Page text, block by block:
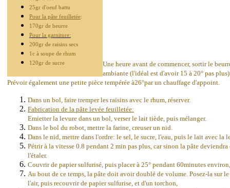
25gr d'oeuf battu
Pour la pâte feuilletée:
170gr de beurre
Pour la garniture:
200gr de raisins secs
1c à soupe de rhum
120gr de sucre
Une heure avant de commencer, sortir le
ambiante (l'idéal est d'avoir 15 à 20° pas
Prévoir également une petite pièce tempérée à26°par un chauffage d'appoint.
Dans un bol, faire tremper les raisins avec le rhum, réserver.
Fabrication de la pâte levée feuilletée:
Emietter la levure dans un bol, verser le lait tiède, puis mélanger.
Dans le bol du robot, mettre la farine, creuser un nid.
Dans le nid, mettre dans l'ordre: le sel, le sucre, l'eau, puis le lait avec la
Pétrir à la vitesse 0.8 pendant 2 min pas plus, car sinon la pâte
l'étaler.
Couvrir de papier sulfurisé, puis placer à 25° pendant 60minutes environ,
Au bout de ce temps, la pâte doit avoir doublé de volume. Posez-la sur
l'air, puis recouvrir de papier sulfurise, et d'un torchon,